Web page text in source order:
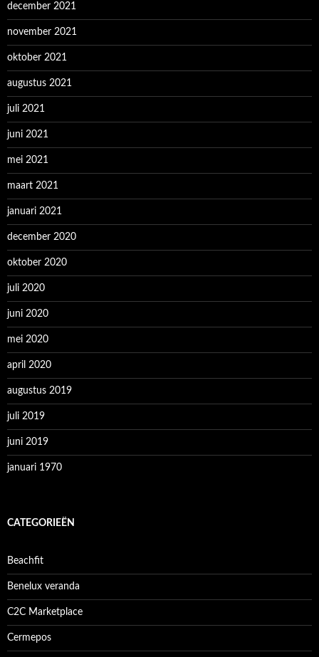
december 2021
november 2021
oktober 2021
augustus 2021
juli 2021
juni 2021
mei 2021
maart 2021
januari 2021
december 2020
oktober 2020
juli 2020
juni 2020
mei 2020
april 2020
augustus 2019
juli 2019
juni 2019
januari 1970
CATEGORIEËN
Beachfit
Benelux veranda
C2C Marketplace
Cermepos